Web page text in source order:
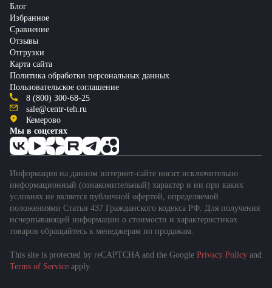
Блог
Избранное
Сравнение
Отзывы
Отгрузки
Карта сайта
Политика обработки персональных данных
Пользовательское соглашение
8 (800) 300-68-25
sale@centr-teh.ru
Кемерово
Мы в соцсетях
Информация на данном интернет-сайте носит исключительно
информационный (ознакомительный) характер и ни при каких
условиях не является публичной офертой, определяемой
положениями Статьи 437 Гражданского кодекса РФ. Для получения
исчерпывающей информации о стоимости и характеристиках
товаров обращайтесь к менеджерам по продажам.
This site is protected by reCAPTCHA and the Google Privacy Policy and
Terms of Service apply.